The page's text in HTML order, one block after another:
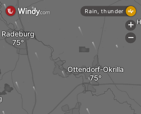
Ottendorf-Okrilla
Radeburg
Rain, thunder
+
-